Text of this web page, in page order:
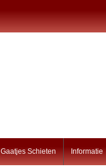
Gaatjes Schieten Informatie